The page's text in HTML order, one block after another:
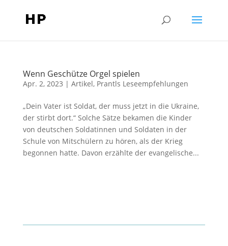
Wenn Geschütze Orgel spielen
Apr. 2, 2023 | Artikel, Prantls Leseempfehlungen
„Dein Vater ist Soldat, der muss jetzt in die Ukraine,
der stirbt dort.“ Solche Sätze bekamen die Kinder
von deutschen Soldatinnen und Soldaten in der
Schule von Mitschülern zu hören, als der Krieg
begonnen hatte. Davon erzählte der evangelische...